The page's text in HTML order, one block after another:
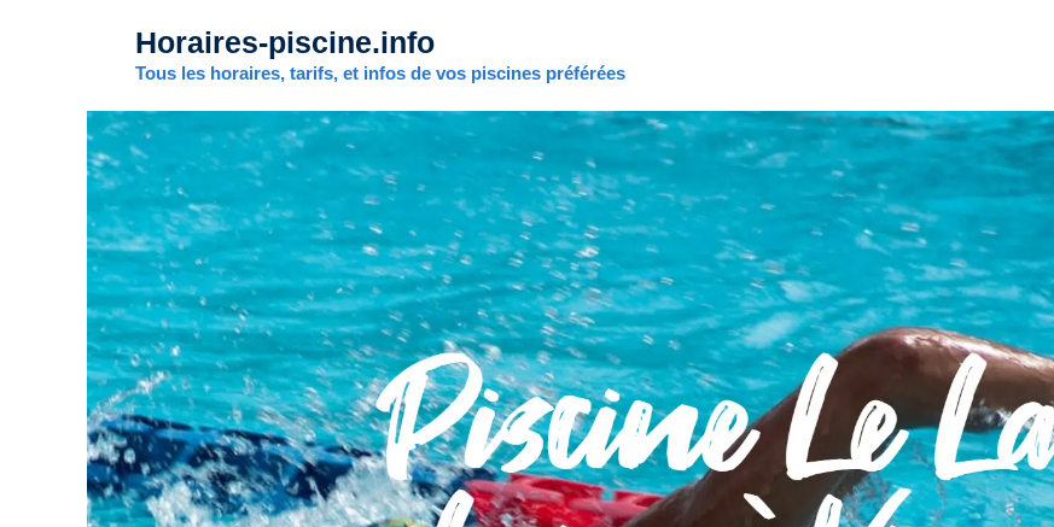
Horaires-piscine.info
Tous les horaires, tarifs, et infos de vos piscines préférées